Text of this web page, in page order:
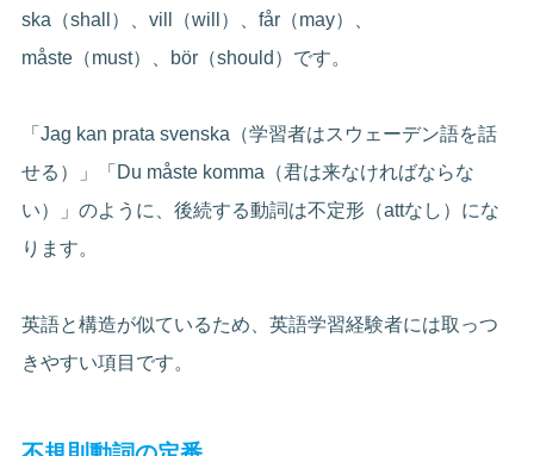
ska（shall）、vill（will）、får（may）、
måste（must）、bör（should）です。
「Jag kan prata svenska（学習者はスウェーデン語を話
せる）」「Du måste komma（君は来なければならな
い）」のように、後続する動詞は不定形（attなし）にな
ります。
英語と構造が似ているため、英語学習経験者には取っつ
きやすい項目です。